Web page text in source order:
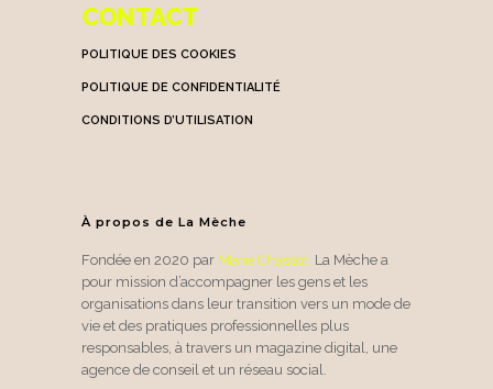
CONTACT
POLITIQUE DES COOKIES
POLITIQUE DE CONFIDENTIALITÉ
CONDITIONS D’UTILISATION
À propos de La Mèche
Fondée en 2020 par Marie Chassot La Mèche a
pour mission d’accompagner les gens et les
organisations dans leur transition vers un mode de
vie et des pratiques professionnelles plus
responsables, à travers un magazine digital, une
agence de conseil et un réseau social.